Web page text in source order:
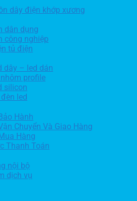
dây điện khớp xương
dân dụng
công nghiệp
tủ điện
dây – led dán
profile
silicon
led
Hành
Chuyển Và Giao Hàng
Hàng
Thanh Toán
nội bộ
dịch vụ